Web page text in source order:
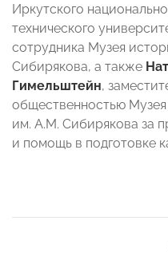
Иркутского
технического
сотрудника Музея
Сибирякова, а также
Гимельштейн,
общественностью
им. А.М. Сибирякова за
и помощь в подготовке